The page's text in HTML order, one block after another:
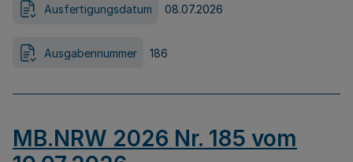
Ausfertigungsdatum 08.07.2026
Ausgabennummer 186
MB.NRW 2026 Nr. 185 vom